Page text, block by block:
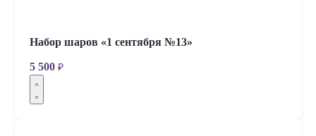
Набор шаров «1 сентября №13»
5 500 ₽